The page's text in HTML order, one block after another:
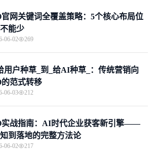
官网关键词全覆盖策略：5个核心布局位
能少
06-02 269
用户种草_到_给AI种草_：传统营销向
的范式转移
06-03 212
实战指南：AI时代企业获客新引擎——
到落地的完整方法论
06-02 217